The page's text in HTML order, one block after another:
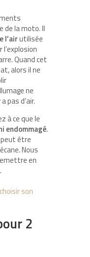
de la moto. Il
l’airutilisée
Quand cet
alors il ne
ne
pas d’air.
à ce que le
endommagé.
peut être
Nous
en
son
2